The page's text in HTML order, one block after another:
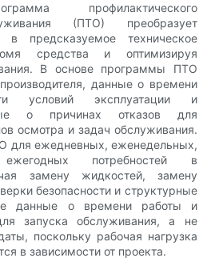
профилактического
(ПТО) преобразует
в предсказуемое техническое
средства и оптимизируя
В основе программы ПТО
данные о времени
условий эксплуатации и
о причинах отказов для
осмотра и задач обслуживания.
для ежедневных, еженедельных,
потребностей в
замену жидкостей, замену
безопасности и структурные
данные о времени работы и
запуска обслуживания, а не
поскольку рабочая нагрузка
в зависимости от проекта.